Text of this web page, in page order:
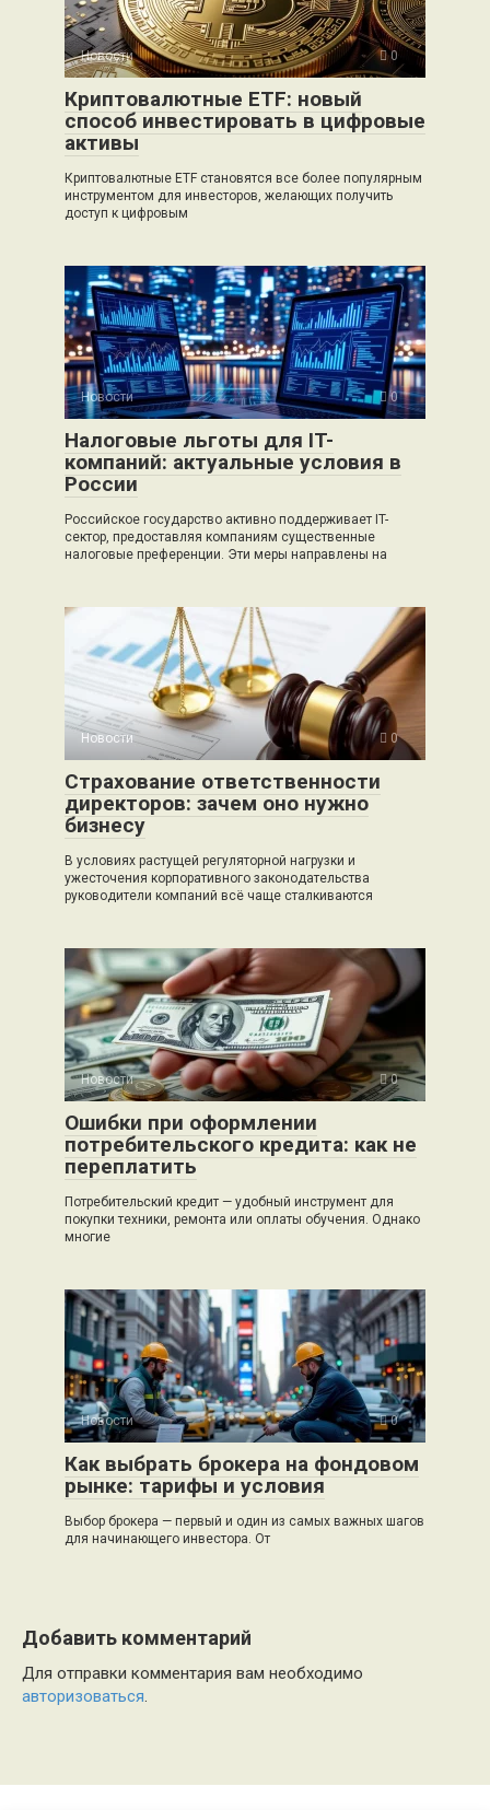
Новости 0
Криптовалютные ETF: новый
способ инвестировать в цифровые
активы
Криптовалютные ETF становятся все более популярным
инструментом для инвесторов, желающих получить
доступ к цифровым
Новости 0
Налоговые льготы для IT-
компаний: актуальные условия в
России
Российское государство активно поддерживает IT-
сектор, предоставляя компаниям существенные
налоговые преференции. Эти меры направлены на
Новости 0
Страхование ответственности
директоров: зачем оно нужно
бизнесу
В условиях растущей регуляторной нагрузки и
ужесточения корпоративного законодательства
руководители компаний всё чаще сталкиваются
Новости 0
Ошибки при оформлении
потребительского кредита: как не
переплатить
Потребительский кредит — удобный инструмент для
покупки техники, ремонта или оплаты обучения. Однако
многие
Новости 0
Как выбрать брокера на фондовом
рынке: тарифы и условия
Выбор брокера — первый и один из самых важных шагов
для начинающего инвестора. От
Добавить комментарий
Для отправки комментария вам необходимо
авторизоваться.